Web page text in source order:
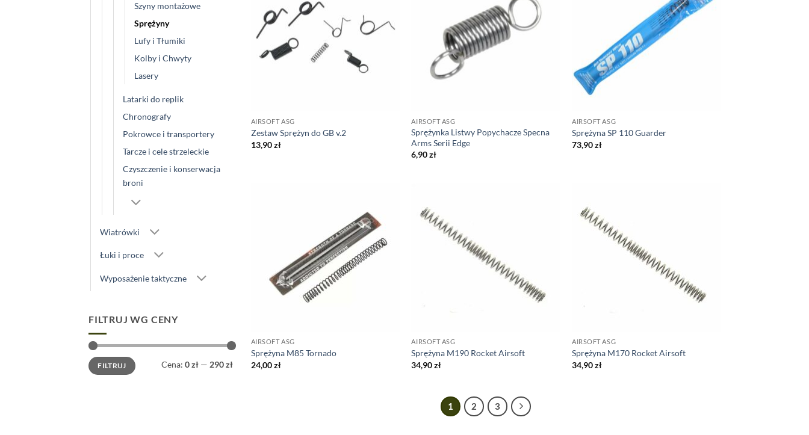
Szyny montażowe
Sprężyny
Lufy i Tłumiki
Kolby i Chwyty
Lasery
Latarki do replik
Chronografy
Pokrowce i transportery
Tarcze i cele strzeleckie
Czyszczenie i konserwacja
broni
Wiatrówki
Łuki i proce
Wyposażenie taktyczne
FILTRUJ WG CENY
Cena
min
Cena
maxFILTRUJ Cena: 0 zł — 290 zł
AIRSOFT ASG
Zestaw Sprężyn do GB v.2
13,90zł
AIRSOFT ASG
Sprężynka Listwy Popychacze Specna
Arms Serii Edge
6,90zł
AIRSOFT ASG
Sprężyna SP 110 Guarder
73,90zł
AIRSOFT ASG
Sprężyna M85 Tornado
24,00zł
AIRSOFT ASG
Sprężyna M190 Rocket Airsoft
34,90zł
AIRSOFT ASG
Sprężyna M170 Rocket Airsoft
34,90zł
1 2 3